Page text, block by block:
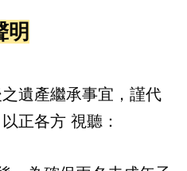
明
遺產繼承事宜，謹代
正各方 視聽：